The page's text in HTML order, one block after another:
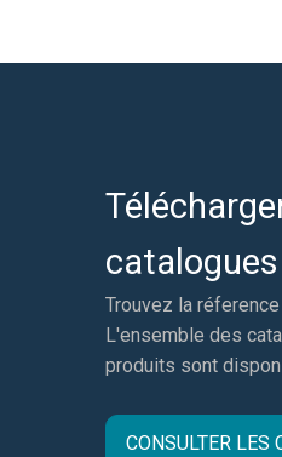
catalogues
Trouvez la
L'ensemble des
produits sont
CONSULTER LES